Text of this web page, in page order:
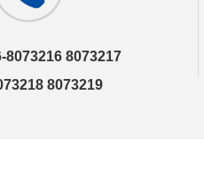
8073216 8073217
8073219